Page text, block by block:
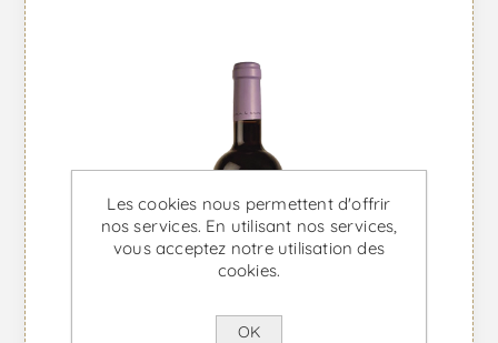
Les cookies nous permettent d'offrir
nos services. En utilisant nos services,
vous acceptez notre utilisation des
cookies.
OK